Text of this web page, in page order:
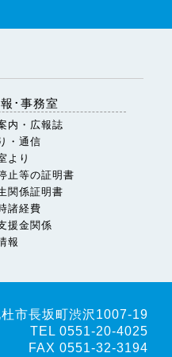
･事務室
内・広報誌
・通信
より
止等の証明書
関係証明書
諸経費
援金関係
報
市長坂町渋沢1007-19
TEL 0551-20-4025
FAX 0551-32-3194